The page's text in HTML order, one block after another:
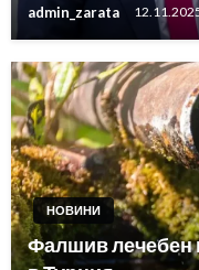
admin_zarata
НОВИНИ
Фалшив лечебен